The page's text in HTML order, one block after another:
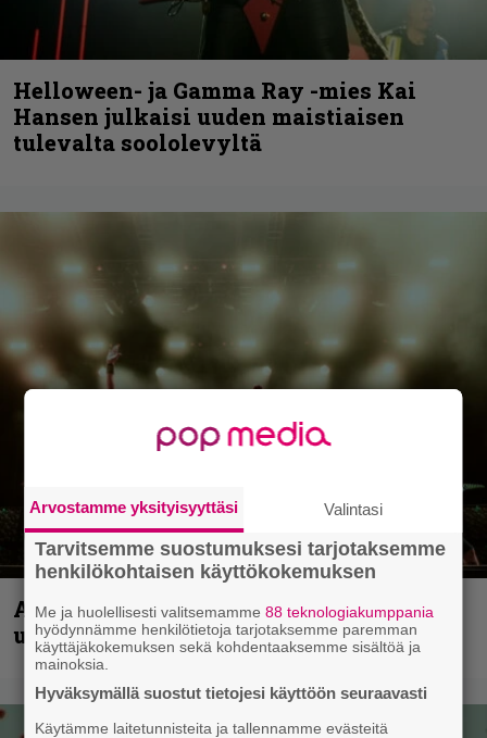
Helloween- ja Gamma Ray -mies Kai
Hansen julkaisi uuden maistiaisen
tulevalta soololevyltä
Anthrax vie katsojat keikkatunnelmiin
uudella videollaan
Arvostamme yksityisyyttäsi Valintasi
Tarvitsemme suostumuksesi tarjotaksemme
henkilökohtaisen käyttökokemuksen
Me ja huolellisesti valitsemamme88 teknologiakumppania
hyödynnämme henkilötietoja tarjotaksemme paremman
käyttäjäkokemuksen sekä kohdentaaksemme sisältöä ja
mainoksia.
Hyväksymällä suostut tietojesi käyttöön seuraavasti
Käytämme laitetunnisteita ja tallennamme evästeitä